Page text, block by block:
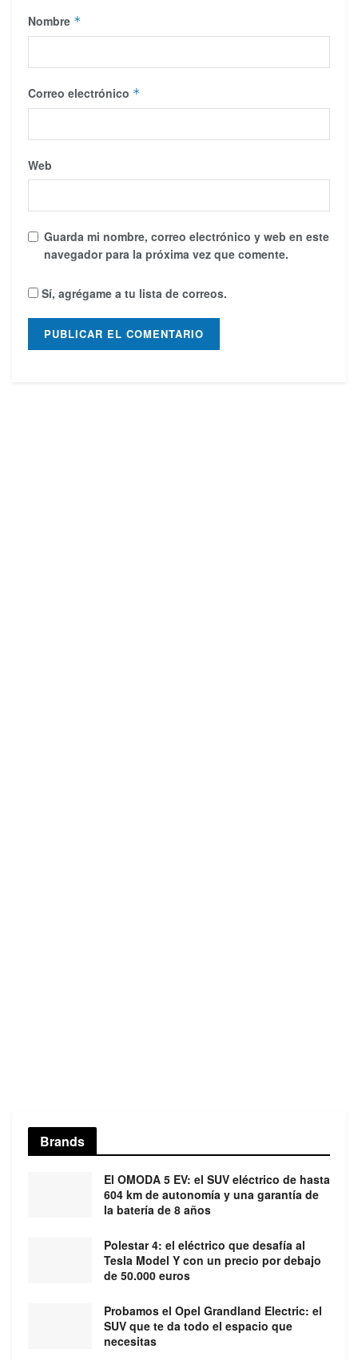
Nombre *
Correo electrónico *
Web
Guarda mi nombre, correo electrónico y web en este
navegador para la próxima vez que comente.
Sí, agrégame a tu lista de correos.
Brands
El OMODA 5 EV: el SUV eléctrico de hasta
604 km de autonomía y una garantía de
la batería de 8 años
Polestar 4: el eléctrico que desafía al
Tesla Model Y con un precio por debajo
de 50.000 euros
Probamos el Opel Grandland Electric: el
SUV que te da todo el espacio que
necesitas